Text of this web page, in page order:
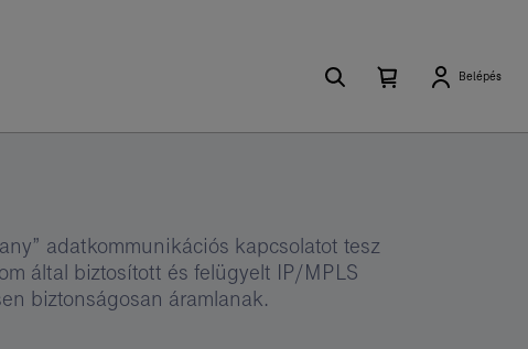
KeresésKosárban
található
Kosár
Belépés
adatkommunikációs kapcsolatot tesz
által biztosított és felügyelt IP/MPLS
biztonságosan áramlanak.